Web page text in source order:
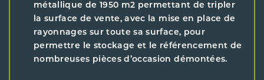
métallique de 1950 m2 permettant de tripler
la surface de vente, avec la mise en place de
rayonnages sur toute sa surface, pour
permettre le stockage et le référencement de
nombreuses pièces d’occasion démontées.